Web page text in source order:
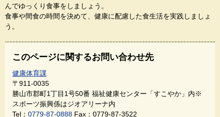
んでゆっくり食事をしましょう。
食事や間食の時間を決めて、健康に配慮した食生活を実践しましょ
う。
このページに関するお問い合わせ先
健康体育課
〒911-0035
勝山市郡町1丁目1号50番 福祉健康センター「すこやか」内※
スポーツ振興係はジオアリーナ内
Tel： 0779-87-0888 Fax：0779-87-3522